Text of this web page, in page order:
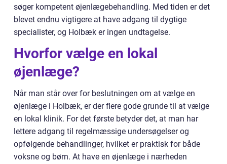
søger kompetent øjenlægebehandling. Med tiden er det
blevet endnu vigtigere at have adgang til dygtige
specialister, og Holbæk er ingen undtagelse.
Hvorfor vælge en lokal
øjenlæge?
Når man står over for beslutningen om at vælge en
øjenlæge i Holbæk, er der flere gode grunde til at vælge
en lokal klinik. For det første betyder det, at man har
lettere adgang til regelmæssige undersøgelser og
opfølgende behandlinger, hvilket er praktisk for både
voksne og børn. At have en øjenlæge i nærheden